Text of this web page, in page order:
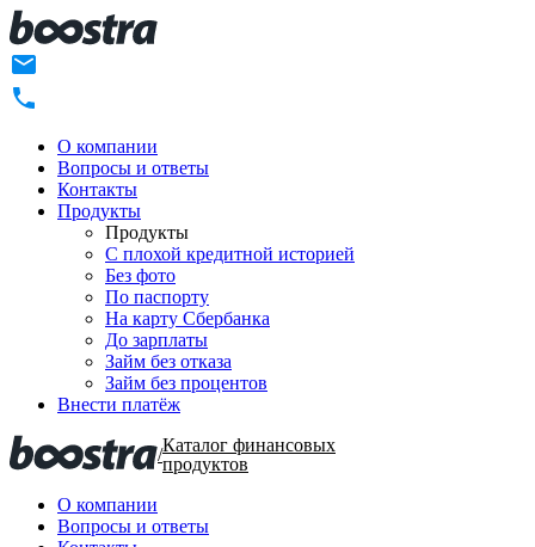
О компании
Вопросы и ответы
Контакты
Продукты
Продукты
C плохой кредитной историей
Без фото
По паспорту
На карту Сбербанка
До зарплаты
Займ без отказа
Займ без процентов
Внести платёж
/Каталог финансовых
продуктов
О компании
Вопросы и ответы